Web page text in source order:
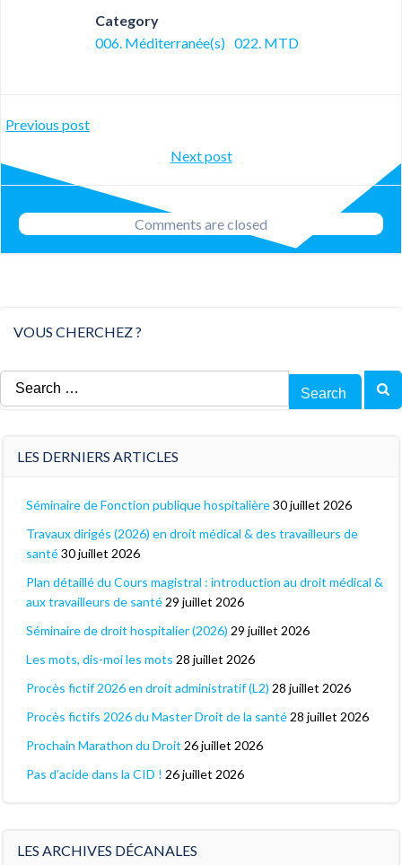
Category
006. Méditerranée(s) 022. MTD
Post
navigation
Previous post
Post
navigation
Next post
Comments are closed
VOUS CHERCHEZ ?
Search
for:
LES DERNIERS ARTICLES
Séminaire de Fonction publique hospitalière30 juillet 2026
Travaux dirigés (2026) en droit médical & des travailleurs de
santé30 juillet 2026
Plan détaillé du Cours magistral : introduction au droit médical &
aux travailleurs de santé 29 juillet 2026
Séminaire de droit hospitalier (2026) 29 juillet 2026
Les mots, dis-moi les mots 28 juillet 2026
Procès fictif 2026 en droit administratif (L2) 28 juillet 2026
Procès fictifs 2026 du Master Droit de la santé 28 juillet 2026
Prochain Marathon du Droit 26 juillet 2026
Pas d’acide dans la CID ! 26 juillet 2026
LES ARCHIVES DÉCANALES